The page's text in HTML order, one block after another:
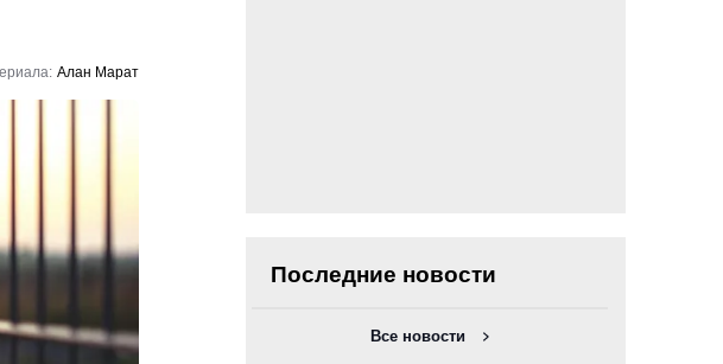
Алан Марат
Последние новости
Все новости